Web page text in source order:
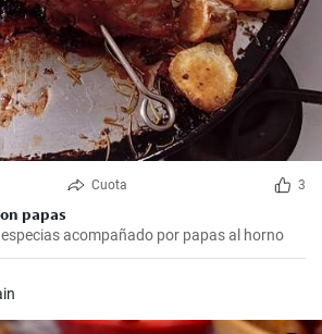
Cuota 3
papas
acompañado por papas al horno